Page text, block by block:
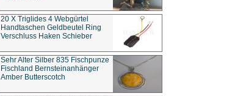
20 X Triglides 4 Webgürtel
Handtaschen Geldbeutel Ring
Verschluss Haken Schieber
Sehr Alter Silber 835 Fischpunze
Fischland Bernsteinanhänger
Amber Butterscotch